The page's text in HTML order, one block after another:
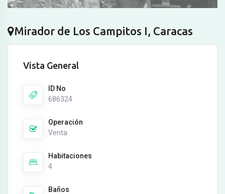
Mirador de Los Campitos I, Caracas
Vista General
ID No
686324
Operación
Venta
Habitaciones
4
Baños